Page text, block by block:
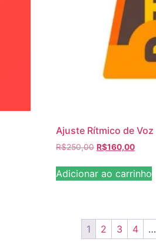
Ajuste Rítmico de Voz
R$250,00 R$160,00
Adicionar ao carrinho
1 2 3 4 …